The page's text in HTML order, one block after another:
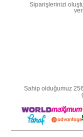
Siparişlerinizi
Sahip olduğumuz